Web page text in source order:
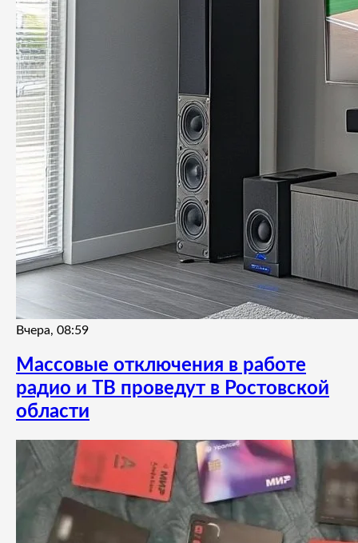
Вчера, 08:59
Массовые отключения в работе
радио и ТВ проведут в Ростовской
области